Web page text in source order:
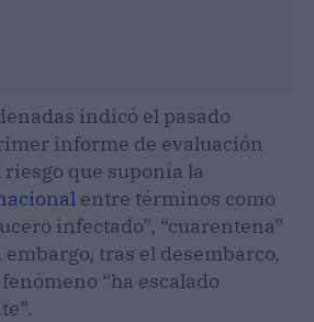
indicó el pasado
informe de evaluación
que suponía la
entre términos como
infectado”, “cuarentena”
embargo, tras el desembarco,
“ha escalado